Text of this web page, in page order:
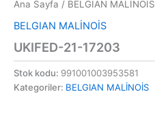
Ana Sayfa / BELGIAN MALİNOİS
BELGIAN MALİNOİS
UKIFED-21-17203
Stok kodu: 991001003953581
Kategoriler: BELGIAN MALİNOİS